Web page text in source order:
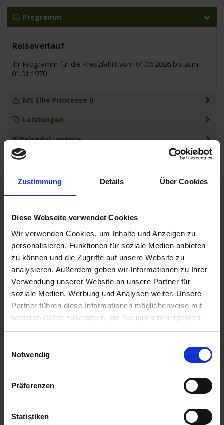
Zustimmung Details Über Cookies
Diese Webseite verwendet Cookies
Wir verwenden Cookies, um Inhalte und Anzeigen zu
personalisieren, Funktionen für soziale Medien anbieten
zu können und die Zugriffe auf unsere Website zu
analysieren. Außerdem geben wir Informationen zu Ihrer
Verwendung unserer Website an unsere Partner für
soziale Medien, Werbung und Analysen weiter. Unsere
Partner führen diese Informationen möglicherweise mit
weiteren Daten zusammen, die Sie ihnen bereitgestellt
haben oder die sie im Rahmen Ihrer Nutzung der Dienste
Notwendig
Präferenzen
Statistiken
Programm
Reiseverlauf
Ihr Programm für die Kreuzfahrt vom 01.06.2026 bis zum
01.01.1970
MS Elbe Princesse II
Leistungen
Reisedokumente
A-ROSA Flussschiff GmbH
Nicko Cruises Flussreisen
PLANTOURS Kreuzfahrten
AMADEUS Flusskreuzfahrten
1AVista Flussreisen
TOP Reiseziele
Flussreisen Deutschland
Flussreise Osteuropa
Asien Flusskreuzfahrten
Nilkreuzfahrt
MS Alina
MS Anesha
MS Elegant Lady